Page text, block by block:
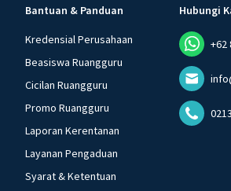
Bantuan & Panduan
Kredensial Perusahaan
Beasiswa Ruangguru
Cicilan Ruangguru
Promo Ruangguru
Laporan Kerentanan
Layanan Pengaduan
Syarat & Ketentuan
Hubungi
+62